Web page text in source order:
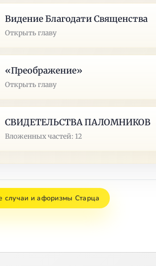
Видение Благодати Священства
Открыть главу
«Преображение»
Открыть главу
СВИДЕТЕЛЬСТВА ПАЛОМНИКОВ
Вложенных частей: 12
случаи и афоризмы Старца